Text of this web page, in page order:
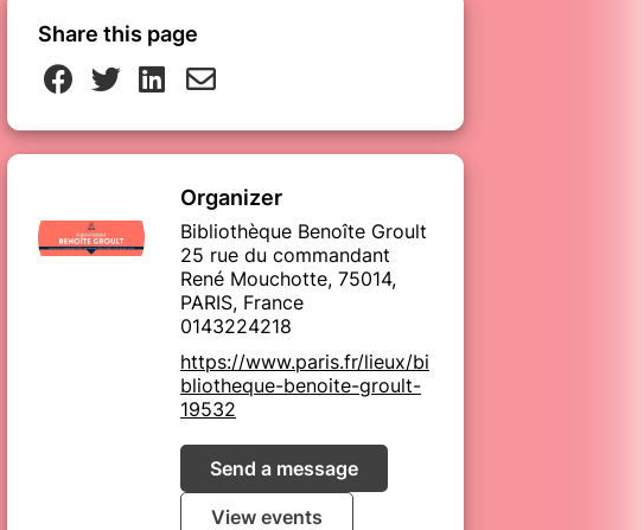
Share this page
Organizer
Bibliothèque Benoîte Groult
25 rue du commandant
René Mouchotte, 75014,
PARIS, France
0143224218
https://www.paris.fr/lieux/bi
bliotheque-benoite-groult-
19532
Send a message
View events